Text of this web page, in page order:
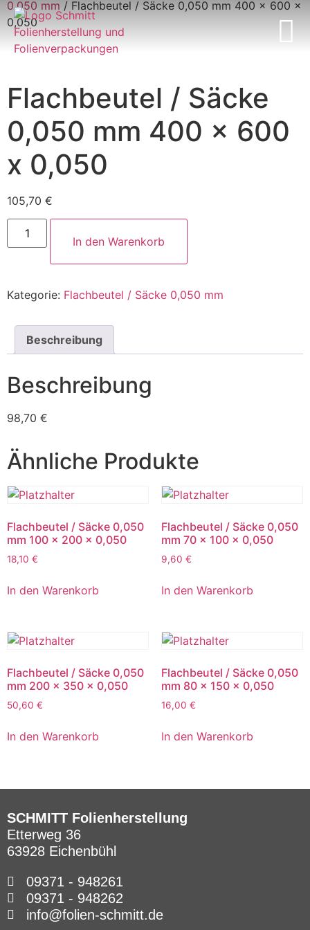
0,050 mm / Flachbeutel / Säcke 0,050 mm 400 x 600 x
0,050
Flachbeutel / Säcke
0,050 mm 400 x 600
x 0,050
105,70 €
In den Warenkorb
Kategorie: Flachbeutel / Säcke 0,050 mm
Beschreibung
Beschreibung
98,70 €
Ähnliche Produkte
Flachbeutel / Säcke 0,050
mm 100 x 200 x 0,050
18,10 €
In den Warenkorb
Flachbeutel / Säcke 0,050
mm 70 x 100 x 0,050
9,60 €
In den Warenkorb
Flachbeutel / Säcke 0,050
mm 200 x 350 x 0,050
50,60 €
In den Warenkorb
Flachbeutel / Säcke 0,050
mm 80 x 150 x 0,050
16,00 €
In den Warenkorb
SCHMITT Folienherstellung
Etterweg 36
63928 Eichenbühl
09371 - 948261
09371 - 948262
info@folien-schmitt.de